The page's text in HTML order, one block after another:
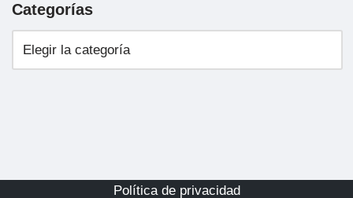
Categorías
Política de privacidad